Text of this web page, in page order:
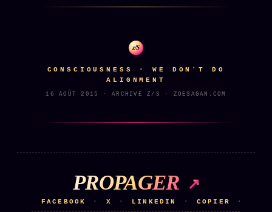
z/S
CONSCIOUSNESS · WE DON'T DO
ALIGNMENT
16 AOÛT 2015 · ARCHIVE Z/S · ZOESAGAN.COM
PROPAGER
FACEBOOK · X · LINKEDIN · COPIER ·